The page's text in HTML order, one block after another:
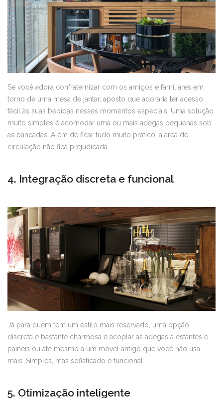
Se você adora confraternizar com os amigos e familiares em
torno de uma mesa de jantar, aposto que adoraria ter acesso
fácil às suas bebidas nesses momentos especiais! Uma solução
muito simples é acomodar uma ou mais adegas pequenas sob
as bancadas. Além de ficar tudo muito prático, a área de
circulação não fica prejudicada.
4. Integração discreta e funcional
Já para quem tem um estilo mais reservado, uma opção
discreta e bastante charmosa é acoplar as adegas a estantes e
painéis ou até mesmo a um móvel antigo que você não usa
mais. Simples, mas sofisticado e funcional.
5. Otimização inteligente